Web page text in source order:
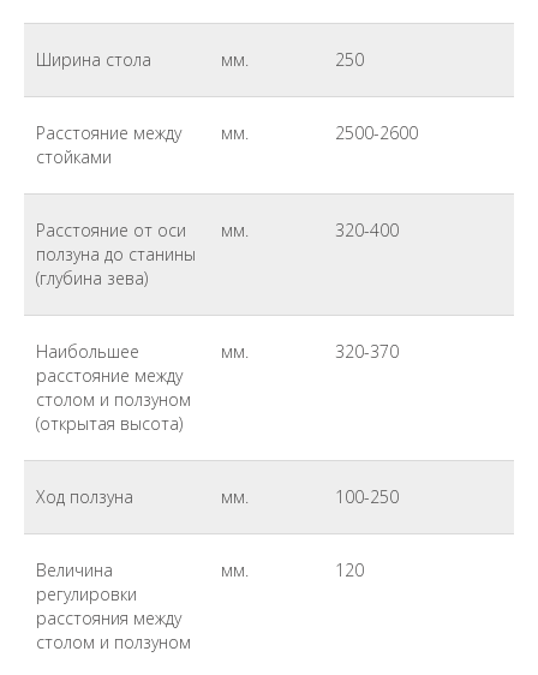
Ширина стола мм. 250
Расстояние между
стойками
мм. 2500-2600
Расстояние от оси
ползуна до станины
(глубина зева)
мм. 320-400
Наибольшее
расстояние между
столом и ползуном
(открытая высота)
мм. 320-370
Ход ползуна мм. 100-250
Величина
регулировки
расстояния между
столом и ползуном
мм. 120